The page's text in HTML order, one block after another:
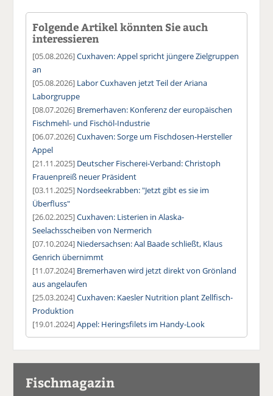
Folgende Artikel könnten Sie auch
interessieren
[05.08.2026]Cuxhaven: Appel spricht jüngere Zielgruppen
an
[05.08.2026] Labor Cuxhaven jetzt Teil der Ariana
Laborgruppe
[08.07.2026] Bremerhaven: Konferenz der europäischen
Fischmehl- und Fischöl-Industrie
[06.07.2026]Cuxhaven: Sorge um Fischdosen-Hersteller
Appel
[21.11.2025] Deutscher Fischerei-Verband: Christoph
Frauenpreiß neuer Präsident
[03.11.2025] Nordseekrabben: "Jetzt gibt es sie im
Überfluss"
[26.02.2025]Cuxhaven: Listerien in Alaska-
Seelachsscheiben von Nermerich
[07.10.2024] Niedersachsen: Aal Baade schließt, Klaus
Genrich übernimmt
[11.07.2024] Bremerhaven wird jetzt direkt von Grönland
aus angelaufen
[25.03.2024]Cuxhaven: Kaesler Nutrition plant Zellfisch-
Produktion
[19.01.2024]Appel: Heringsfilets im Handy-Look
Fischmagazin